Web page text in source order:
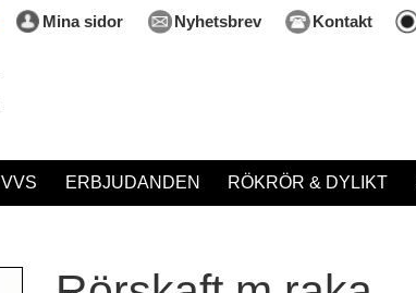
Mina sidor Nyhetsbrev Kontakt
VVS ERBJUDANDEN RÖKRÖR & DYLIKT